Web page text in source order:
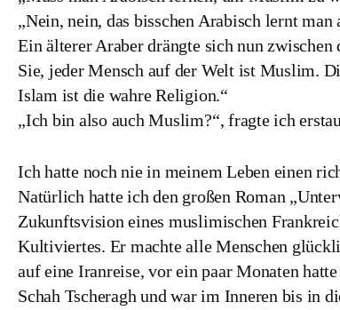
„Nein, nein, das bisschen Arabisch lernt man
Ein älterer Araber drängte sich nun
Sie, jeder Mensch auf der Welt ist Muslim.
Islam ist die wahre Religion.“
„Ich bin also auch Muslim?“, fragte ich
Ich hatte noch nie in meinem Leben einen
Natürlich hatte ich den großen Roman
Zukunftsvision eines muslimischen
Kultiviertes. Er machte alle Menschen
auf eine Iranreise, vor ein paar Monaten
Schah Tscheragh und war im Inneren bis in